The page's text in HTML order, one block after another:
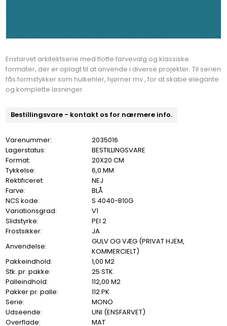
Ensfarvet arkitektserie med flotte farvevalg og klassiske
formater, der er oplagt til at anvende i diverse projekter. Til serien
fås formstykker som hulkehler, hjørner mv., for at skabe elegante
og komplette løsninger.
Bestillingsvare - kontakt os for nærmere info.
Varenummer:
2035016
Lagerstatus:
BESTILLINGSVARE
Format:
20X20 CM
Tykkelse:
6,0 MM
Rektificeret:
NEJ
Farve:
BLÅ
NCS kode:
S 4040-B10G
Variationsgrad:
V1
Slidstyrke:
PEI 2
Frostsikker:
JA
Anvendelse:
GULV OG VÆG (PRIVAT HJEM,
KOMMERCIELT)
Pakkeindhold:
1,00 M2
Stk. pr. pakke:
25 STK.
Palleindhold:
112,00 M2
Pakker pr. palle:
112 PK.
Serie:
MONO
Udseende:
UNI (ENSFARVET)
Overflade:
MAT